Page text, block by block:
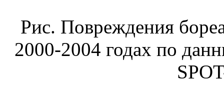
Рис. Повреждения
2000-2004 годах по